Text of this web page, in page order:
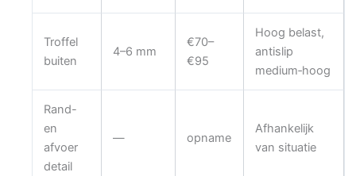
Troffel
buiten
4–6 mm
€70–
€95
Hoog belast,
antislip
medium‑hoog
Rand-
en
afvoer
detail
— opname
Afhankelijk
van situatie